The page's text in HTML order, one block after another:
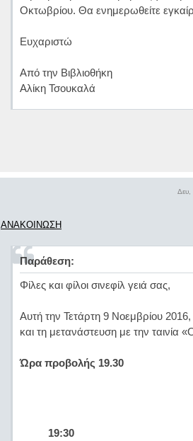
Οκτωβρίου. Θα ενημερωθείτε
Ευχαριστώ
Από την Βιβλιοθήκη
Αλίκη Τσουκαλά
ΑΝΑΚΟΙΝΩΣΗ
Παράθεση:
Φίλες και φίλοι σινεφίλ γειά σας,
Αυτή την Τετάρτη 9 Νοεμβρίου
και τη μετανάστευση με την ταινία
Ώρα προβολής 19.30
19:30